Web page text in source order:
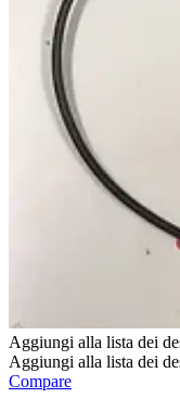
Aggiungi alla lista dei
Aggiungi alla lista dei
Compare